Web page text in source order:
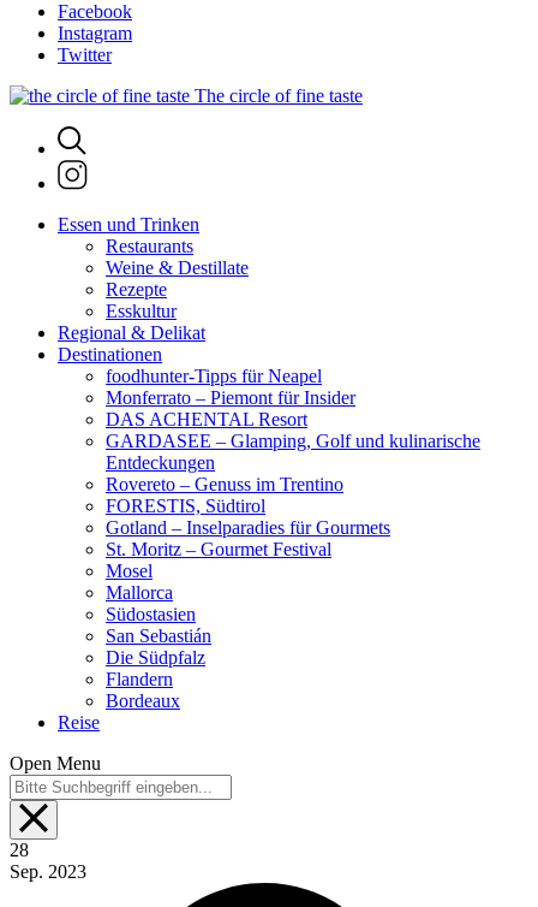
Facebook
Instagram
Twitter
The circle of fine taste
Essen und Trinken
Restaurants
Weine & Destillate
Rezepte
Esskultur
Regional & Delikat
Destinationen
foodhunter-Tipps für Neapel
Monferrato – Piemont für Insider
DAS ACHENTAL Resort
GARDASEE – Glamping, Golf und kulinarische
Entdeckungen
Rovereto – Genuss im Trentino
FORESTIS, Südtirol
Gotland – Inselparadies für Gourmets
St. Moritz – Gourmet Festival
Mosel
Mallorca
Südostasien
San Sebastián
Die Südpfalz
Flandern
Bordeaux
Reise
Open Menu
28
Sep. 2023